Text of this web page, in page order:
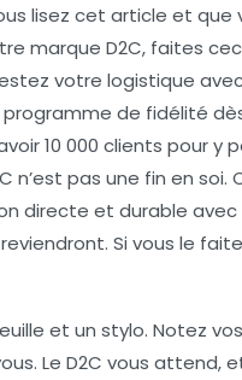
lisez cet article et que
marque D2C, faites
votre logistique
de fidélité
10 000 clients pour y
n’est pas une fin en soi.
directe et durable avec
Si vous le
et un stylo. Notez
Le D2C vous attend,